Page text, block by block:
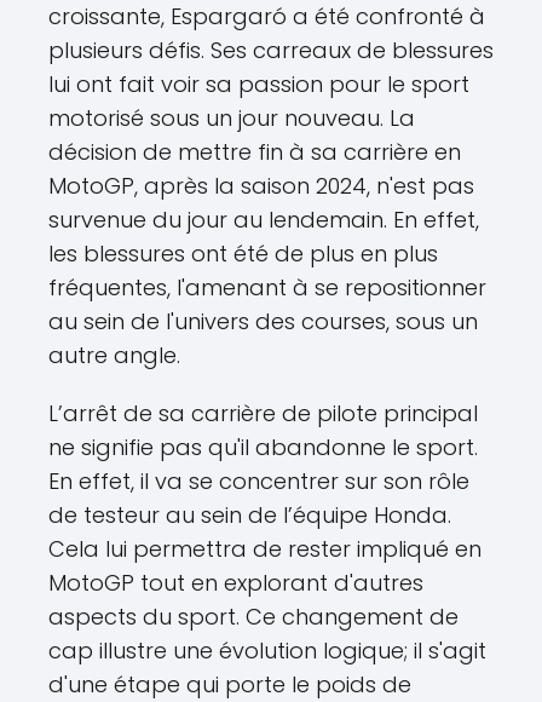
croissante, Espargaró a été confronté à
plusieurs défis. Ses carreaux de blessures
lui ont fait voir sa passion pour le sport
motorisé sous un jour nouveau. La
décision de mettre fin à sa carrière en
MotoGP, après la saison 2024, n'est pas
survenue du jour au lendemain. En effet,
les blessures ont été de plus en plus
fréquentes, l'amenant à se repositionner
au sein de l'univers des courses, sous un
autre angle.
L’arrêt de sa carrière de pilote principal
ne signifie pas qu'il abandonne le sport.
En effet, il va se concentrer sur son rôle
de testeur au sein de l’équipe Honda.
Cela lui permettra de rester impliqué en
MotoGP tout en explorant d'autres
aspects du sport. Ce changement de
cap illustre une évolution logique; il s'agit
d'une étape qui porte le poids de